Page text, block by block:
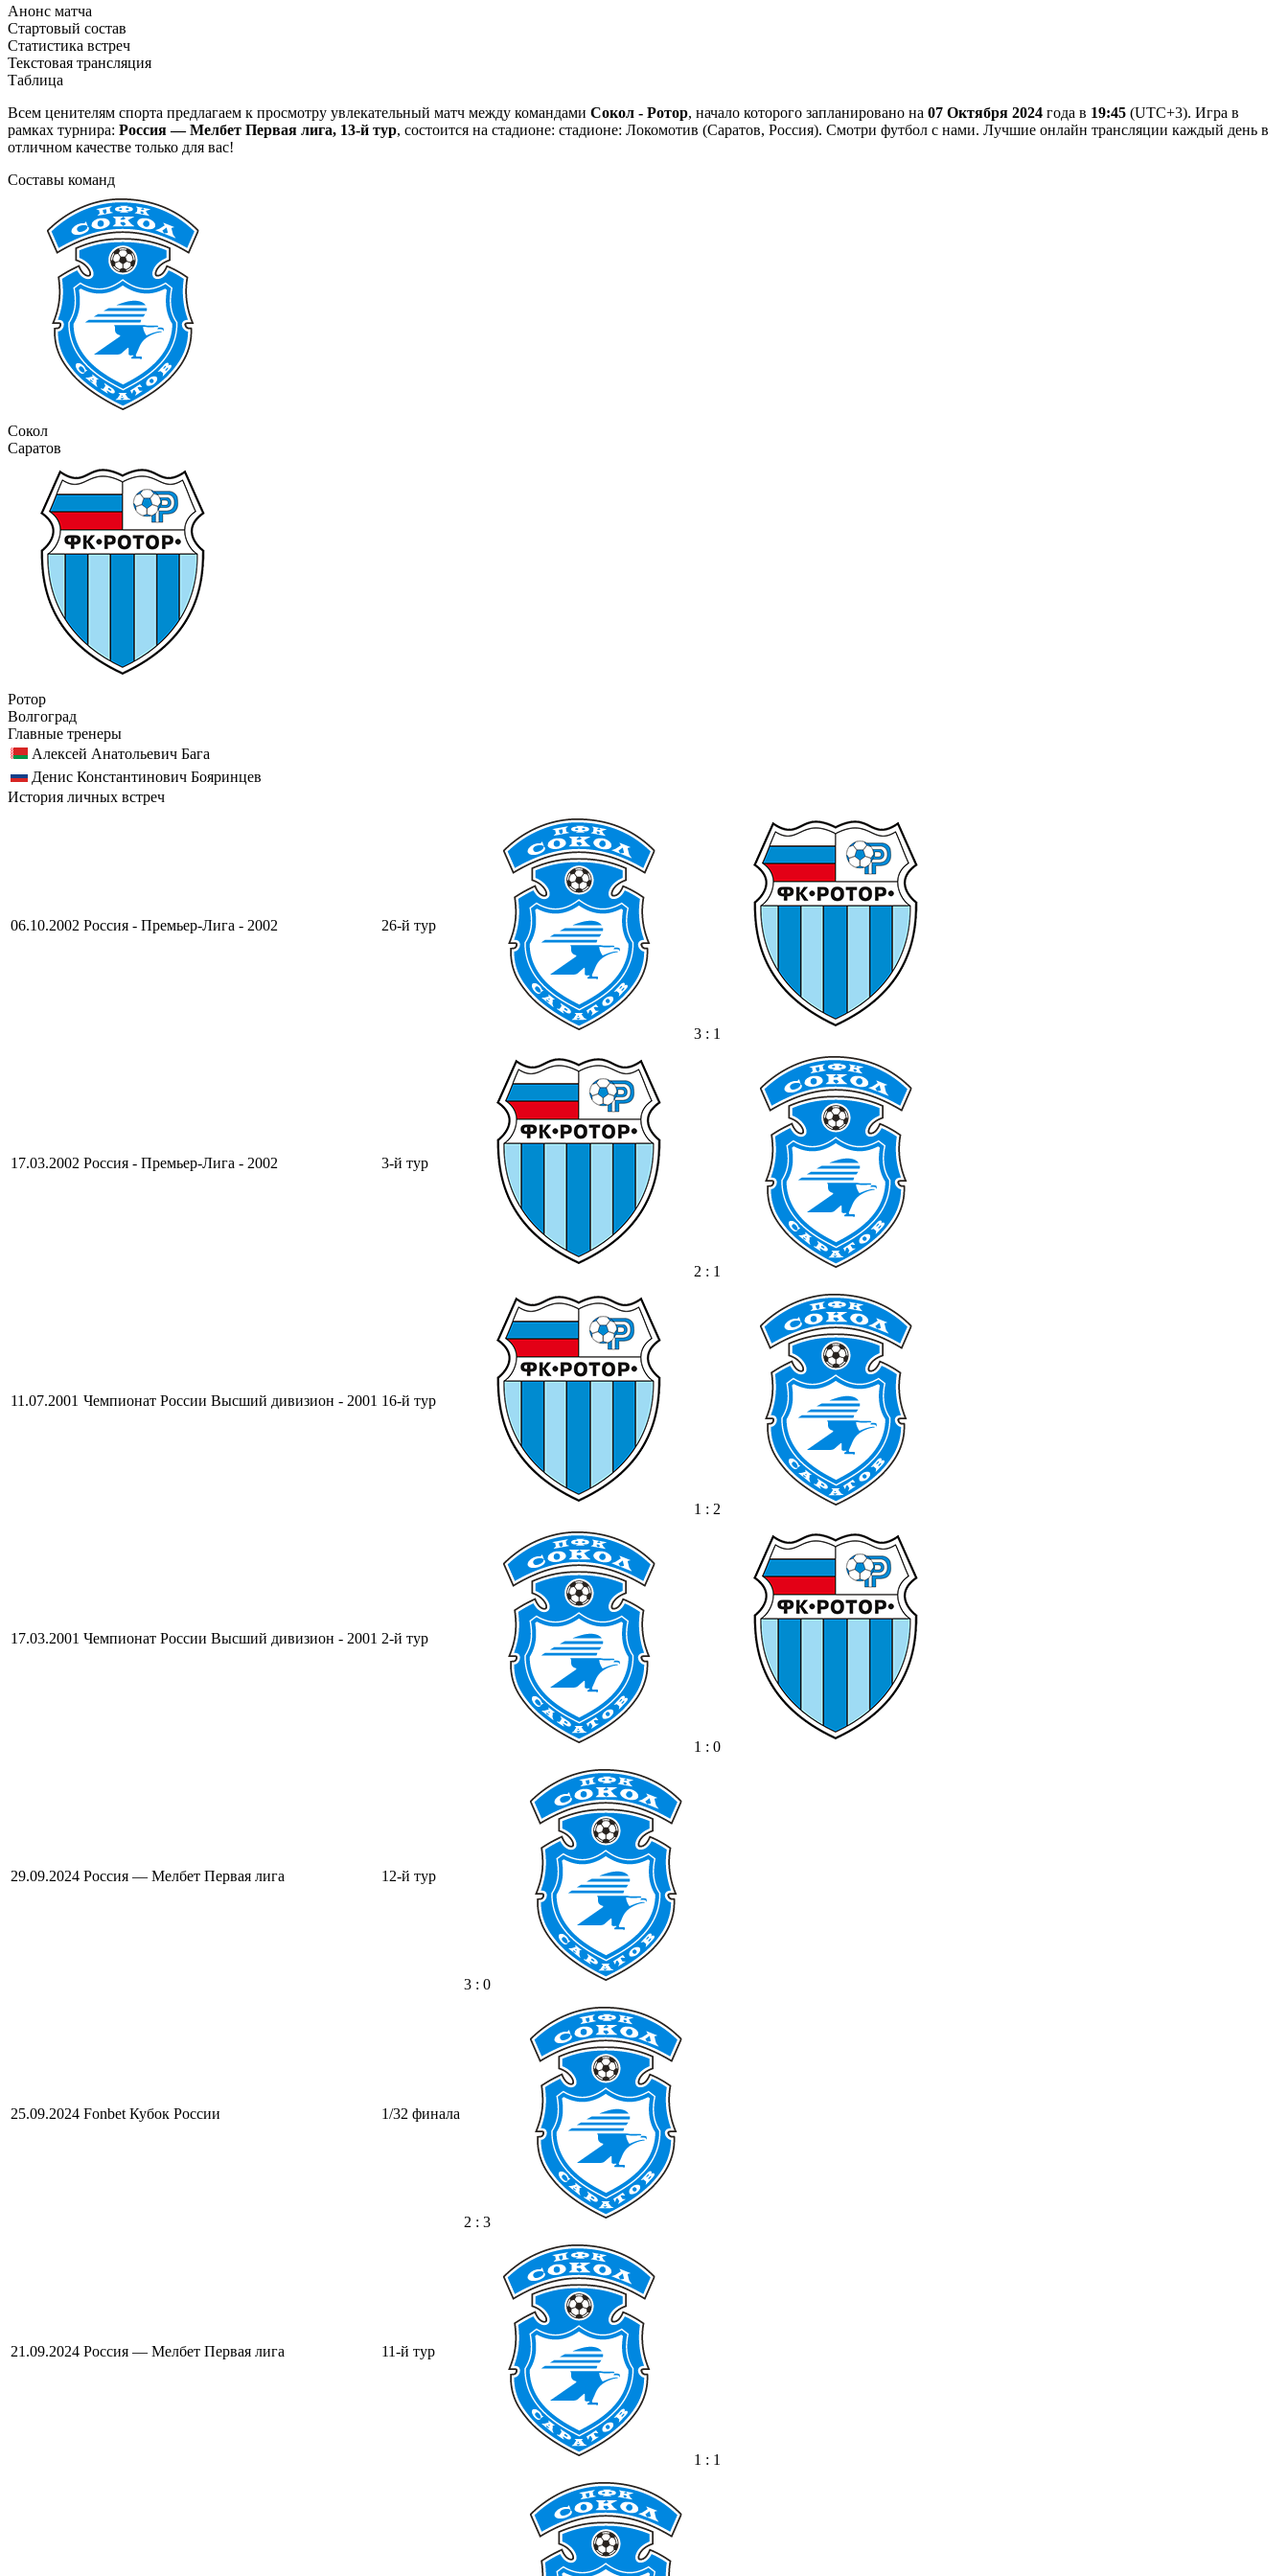
Анонс матча
Стартовый состав
Статистика встреч
Текстовая трансляция
Таблица
Всем ценителям спорта предлагаем к просмотру увлекательный матч между командами Сокол - Ротор, начало которого запланировано на 07 Октября 2024 года в 19:45 (UTC+3). Игра в
рамках турнира: Россия — Мелбет Первая лига, 13-й тур, состоится на стадионе: стадионе: Локомотив (Саратов, Россия). Смотри футбол с нами. Лучшие онлайн трансляции каждый день в
отличном качестве только для вас!
Составы команд
Сокол
Саратов
Ротор
Волгоград
Главные тренеры
Алексей Анатольевич Бага
Денис Константинович Бояринцев
История личных встреч
06.10.2002 Россия - Премьер-Лига - 2002 26-й тур
3 : 1
17.03.2002 Россия - Премьер-Лига - 2002 3-й тур
2 : 1
11.07.2001 Чемпионат России Высший дивизион - 2001 16-й тур
1 : 2
17.03.2001 Чемпионат России Высший дивизион - 2001 2-й тур
1 : 0
29.09.2024 Россия — Мелбет Первая лига 12-й тур
3 : 0
25.09.2024 Fonbet Кубок России 1/32 финала
2 : 3
21.09.2024 Россия — Мелбет Первая лига 11-й тур
1 : 1